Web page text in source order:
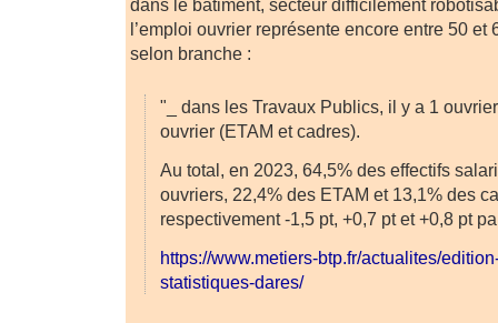
dans le bâtiment, secteur difficilement
l’emploi ouvrier représente encore entre 50 et
selon branche :
"_ dans les Travaux Publics, il y a 1
ouvrier (ETAM et cadres).
Au total, en 2023, 64,5% des effectifs
ouvriers, 22,4% des ETAM et 13,1% des
respectivement -1,5 pt, +0,7 pt et +0,8 pt
https://www.metiers-btp.fr/actualites/
statistiques-dares/